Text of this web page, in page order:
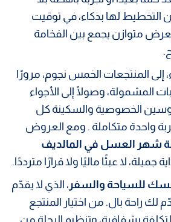
لها بذكاء، في توقيت
متوازن يجمع بين الفخامة
إلى المنتجعات الخمس نجوم، مرورًا
المشمولة، وصولًا إلى الأجواء
الخصوصية والسكينة كل
واحدة متكاملة . ومع العروض
شهر العسل في المالديف
جميلة، لا عبئًا ماليًا ولا قرارًا مترددًا.
للسياحة والسفر ، الذي لا يقدّم
راحة بال. من اختيار المنتجع